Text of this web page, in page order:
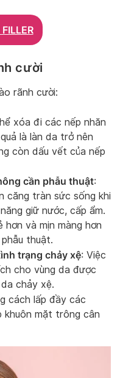
cười
rãnh cười:
xóa đi các nếp nhăn
là làn da trở nên
còn dấu vết của nếp
cần phẫu thuật:
căng tràn sức sống khi
giữ nước, cấp ẩm.
và mịn màng hơn
thuật.
trạng chảy xệ: Việc
cho vùng da được
chảy xệ.
cách lấp đầy các
khuôn mặt trông cân